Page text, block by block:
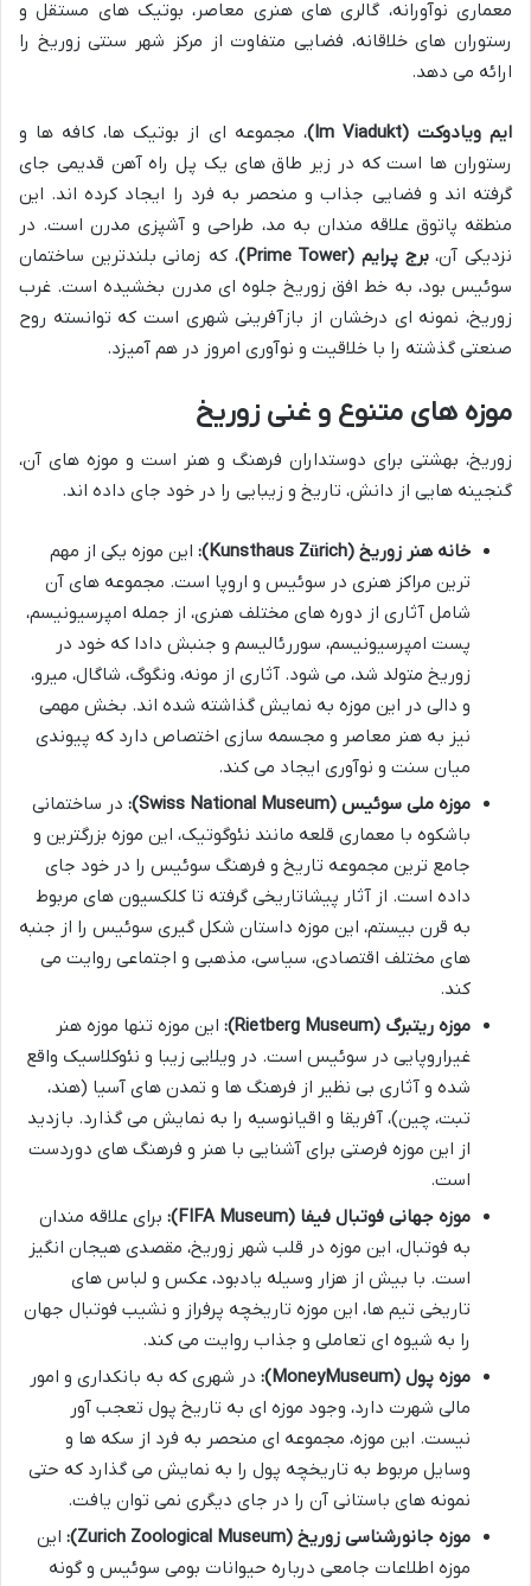
معماری نوآورانه، گالری های هنری معاصر، بوتیک های مستقل و
رستوران های خلاقانه، فضایی متفاوت از مرکز شهر سنتی زوریخ را
ارائه می دهد.
ایم ویادوکت (Im Viadukt)
، مجموعه ای از بوتیک ها، کافه ها و
رستوران ها است که در زیر طاق های یک پل راه آهن قدیمی جای
گرفته اند و فضایی جذاب و منحصر به فرد را ایجاد کرده اند. این
منطقه پاتوق علاقه مندان به مد، طراحی و آشپزی مدرن است. در
نزدیکی آن،برج پرایم (Prime Tower)
، که زمانی بلندترین ساختمان
سوئیس بود، به خط افق زوریخ جلوه ای مدرن بخشیده است. غرب
زوریخ، نمونه ای درخشان از بازآفرینی شهری است که توانسته روح
صنعتی گذشته را با خلاقیت و نوآوری امروز در هم آمیزد.
موزه های متنوع و غنی زوریخ
زوریخ، بهشتی برای دوستداران فرهنگ و هنر است و موزه های آن،
گنجینه هایی از دانش، تاریخ و زیبایی را در خود جای داده اند.
خانه هنر زوریخ (Kunsthaus Zürich):
این موزه یکی از مهم
ترین مراکز هنری در سوئیس و اروپا است. مجموعه های آن
شامل آثاری از دوره های مختلف هنری، از جمله امپرسیونیسم،
پست امپرسیونیسم، سوررئالیسم و جنبش دادا که خود در
زوریخ متولد شد، می شود. آثاری از مونه، ونگوگ، شاگال، میرو،
و دالی در این موزه به نمایش گذاشته شده اند. بخش مهمی
نیز به هنر معاصر و مجسمه سازی اختصاص دارد که پیوندی
میان سنت و نوآوری ایجاد می کند.
موزه ملی سوئیس (Swiss National Museum):
در ساختمانی
باشکوه با معماری قلعه مانند نئوگوتیک، این موزه بزرگترین و
جامع ترین مجموعه تاریخ و فرهنگ سوئیس را در خود جای
داده است. از آثار پیشاتاریخی گرفته تا کلکسیون های مربوط
به قرن بیستم، این موزه داستان شکل گیری سوئیس را از جنبه
های مختلف اقتصادی، سیاسی، مذهبی و اجتماعی روایت می
کند.
موزه ریتبرگ (Rietberg Museum):
این موزه تنها موزه هنر
غیراروپایی در سوئیس است. در ویلایی زیبا و نئوکلاسیک واقع
شده و آثاری بی نظیر از فرهنگ ها و تمدن های آسیا (هند،
تبت، چین)، آفریقا و اقیانوسیه را به نمایش می گذارد. بازدید
از این موزه فرصتی برای آشنایی با هنر و فرهنگ های دوردست
است.
موزه جهانی فوتبال فیفا (FIFA Museum):
برای علاقه مندان
به فوتبال، این موزه در قلب شهر زوریخ، مقصدی هیجان انگیز
است. با بیش از هزار وسیله یادبود، عکس و لباس های
تاریخی تیم ها، این موزه تاریخچه پرفراز و نشیب فوتبال جهان
را به شیوه ای تعاملی و جذاب روایت می کند.
موزه پول (MoneyMuseum):
در شهری که به بانکداری و امور
مالی شهرت دارد، وجود موزه ای به تاریخ پول تعجب آور
نیست. این موزه، مجموعه ای منحصر به فرد از سکه ها و
وسایل مربوط به تاریخچه پول را به نمایش می گذارد که حتی
نمونه های باستانی آن را در جای دیگری نمی توان یافت.
موزه جانورشناسی زوریخ (Zurich Zoological Museum):
این
موزه اطلاعات جامعی درباره حیوانات بومی سوئیس و گونه